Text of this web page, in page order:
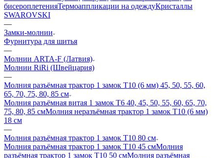
бисероплетенияТермоаппликации на одеждуКристаллы
SWAROVSKI
—
Замки-молнии
Фурнитура для шитья
—
Молнии ARTA-F (Латвия)
Молнии RiRi (Швейцария)
—
Молния разъёмная трактор 1 замок Т10 (6 мм) 45, 50, 55, 60,
65, 70, 75, 80, 85 см
Молния разъёмная витая 1 замок Т6 40, 45, 50, 55, 60, 65, 70,
75, 80, 85 смМолния неразъёмная трактор 1 замок Т10 (6 мм)
18 см
—
Молния разъёмная трактор 1 замок Т10 80 см
Молния разъёмная трактор 1 замок Т10 45 смМолния
разъёмная трактор 1 замок Т10 50 смМолния разъёмная